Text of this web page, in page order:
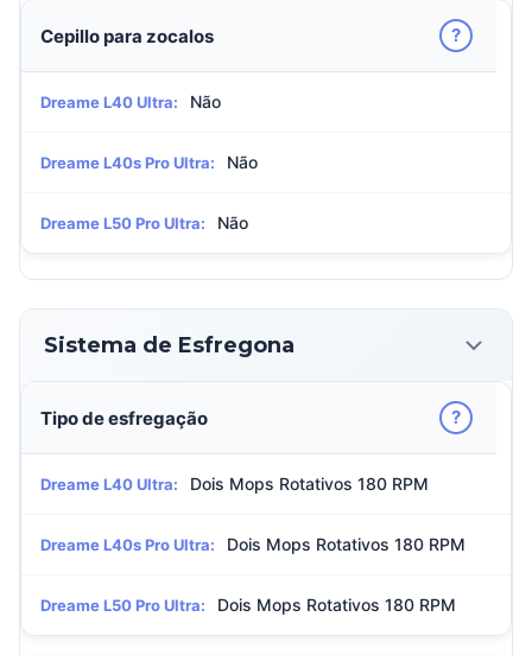
Cepillo para zocalos ?
Dreame L40 Ultra: Não
Dreame L40s Pro Ultra: Não
Dreame L50 Pro Ultra: Não
Sistema de Esfregona
Tipo de esfregação ?
Dreame L40 Ultra: Dois Mops Rotativos 180 RPM
Dreame L40s Pro Ultra: Dois Mops Rotativos 180 RPM
Dreame L50 Pro Ultra: Dois Mops Rotativos 180 RPM